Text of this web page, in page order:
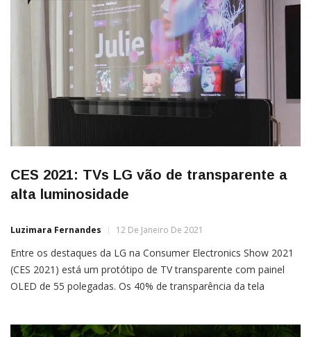
CES 2021: TVs LG vão de transparente a
alta luminosidade
Luzimara Fernandes 12 De Janeiro De 2021
Entre os destaques da LG na Consumer Electronics Show 2021
(CES 2021) está um protótipo de TV transparente com painel
OLED de 55 polegadas. Os 40% de transparência da tela